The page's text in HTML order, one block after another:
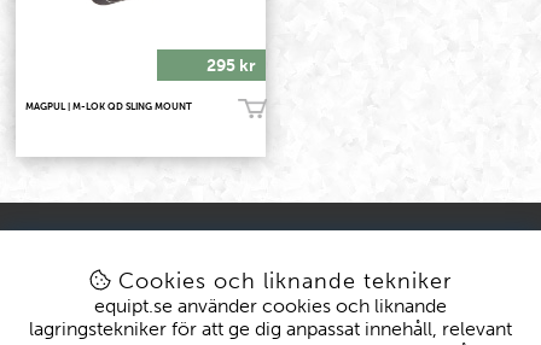
295 kr
MAGPUL | M-LOK QD SLING MOUNT Köp!
kundtjanst@equipt.se
Öppettider: Vardagar 08-16
Mitt konto
Köpvillkor
Byten & Reklamationer
Leveranser
Cookies och liknande tekniker
equipt.se använder cookies och liknande
lagringstekniker för att ge dig anpassat innehåll, relevant